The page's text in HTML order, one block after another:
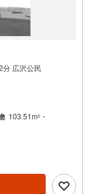
分 広沢公民
103.51m2 ・